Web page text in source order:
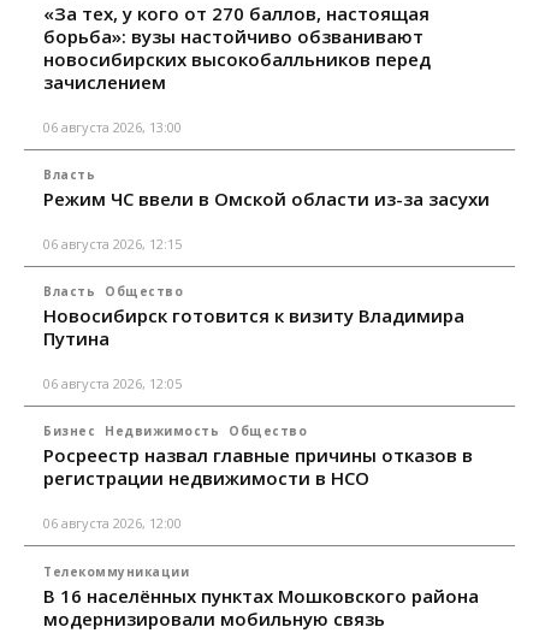
«За тех, у кого от 270 баллов, настоящая
борьба»: вузы настойчиво обзванивают
новосибирских высокобалльников перед
зачислением
06 августа 2026, 13:00
Власть
Режим ЧС ввели в Омской области из-за засухи
06 августа 2026, 12:15
Власть Общество
Новосибирск готовится к визиту Владимира
Путина
06 августа 2026, 12:05
Бизнес Недвижимость Общество
Росреестр назвал главные причины отказов в
регистрации недвижимости в НСО
06 августа 2026, 12:00
Телекоммуникации
В 16 населённых пунктах Мошковского района
модернизировали мобильную связь